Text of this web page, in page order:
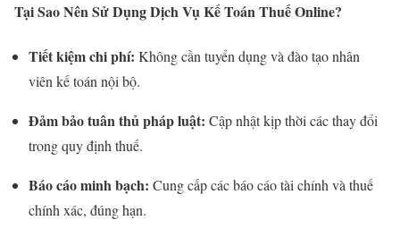
Tại Sao Nên Sử Dụng Dịch Vụ Kế Toán Thuế Online?
Tiết kiệm chi phí: Không cần tuyển dụng và đào tạo nhân
viên kế toán nội bộ.
Đảm bảo tuân thủ pháp luật: Cập nhật kịp thời các thay đổi
trong quy định thuế.
Báo cáo minh bạch: Cung cấp các báo cáo tài chính và thuế
chính xác, đúng hạn.